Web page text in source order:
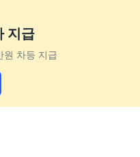
지급
원 차등 지급